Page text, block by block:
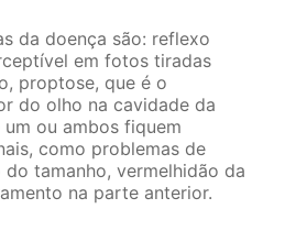
da doença são: reflexo
em fotos tiradas
proptose, que é o
do olho na cavidade da
ou ambos fiquem
como problemas de
tamanho, vermelhidão da
na parte anterior.